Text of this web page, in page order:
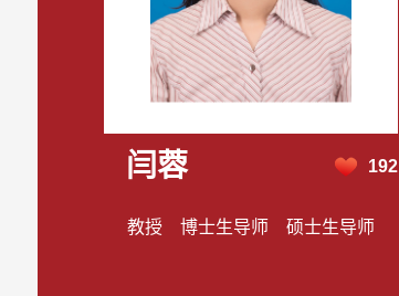
闫蓉 192
教授 博士生导师 硕士生导师